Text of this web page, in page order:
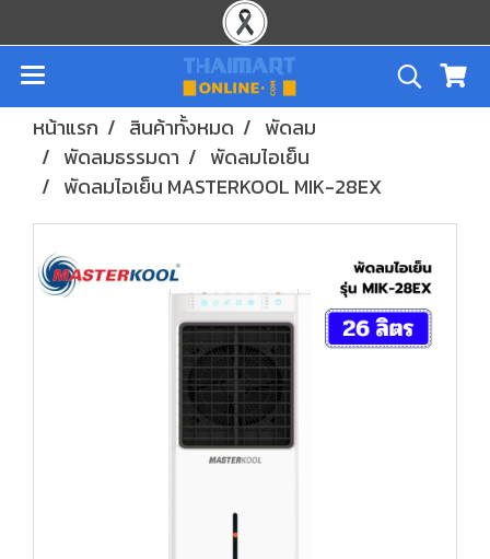
หน้าแรก สินค้าทั้งหมด
พัดลม
พัดลมธรรมดา
พัดลมไอเย็น
พัดลมไอเย็น MASTERKOOL MIK-28EX